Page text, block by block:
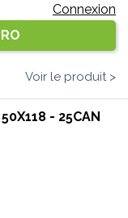
Connexion
Voir le produit >
- 25CAN